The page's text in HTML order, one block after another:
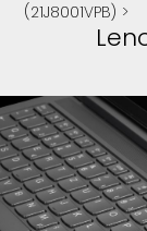
(21J8001VPB) >